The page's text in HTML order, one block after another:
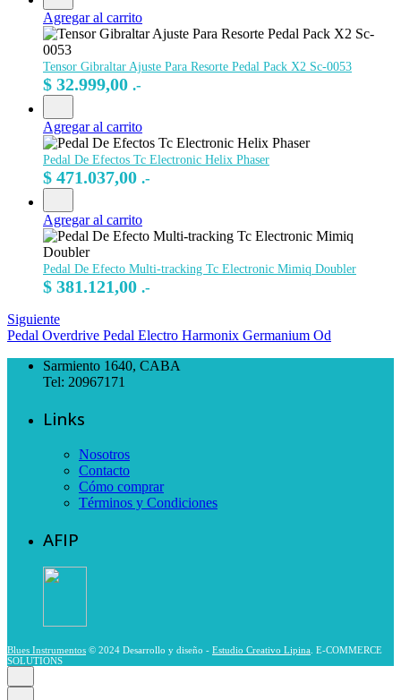
Agregar al carrito
Tensor Gibraltar Ajuste Para Resorte Pedal Pack X2 Sc-0053
$ 32.999,00 .-
Agregar al carrito
Pedal De Efectos Tc Electronic Helix Phaser
$ 471.037,00 .-
Agregar al carrito
Pedal De Efecto Multi-tracking Tc Electronic Mimiq Doubler
$ 381.121,00 .-
Siguiente
Pedal Overdrive Pedal Electro Harmonix Germanium Od
Sarmiento 1640, CABA
Tel: 20967171
Links
Nosotros
Contacto
Cómo comprar
Términos y Condiciones
AFIP
Blues Instrumentos © 2024 Desarrollo y diseño - Estudio Creativo Lipina . E-COMMERCE
SOLUTIONS